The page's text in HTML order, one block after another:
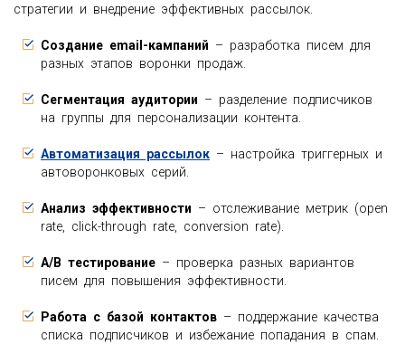
стратегии и внедрение эффективных рассылок.
Создание email-кампаний – разработка писем для
разных этапов воронки продаж.
Сегментация аудитории – разделение подписчиков
на группы для персонализации контента.
Автоматизация рассылок – настройка триггерных и
автоворонковых серий.
Анализ эффективности – отслеживание метрик (open
rate, click-through rate, conversion rate).
A/B тестирование – проверка разных вариантов
писем для повышения эффективности.
Работа с базой контактов – поддержание качества
списка подписчиков и избежание попадания в спам.